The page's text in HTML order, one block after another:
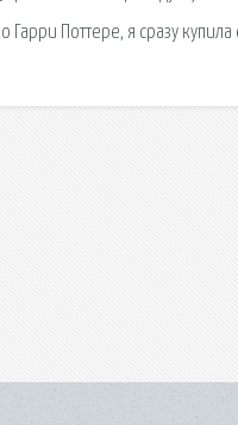
Гарри Поттере, я сразу